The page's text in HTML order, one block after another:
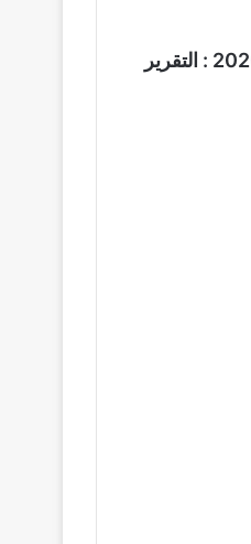
الجمع العام العادي 2019-2020 : التقرير